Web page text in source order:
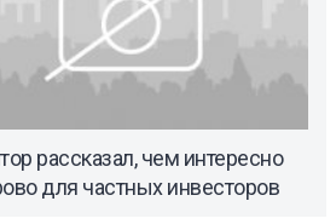
рассказал, чем интересно
для частных инвесторов